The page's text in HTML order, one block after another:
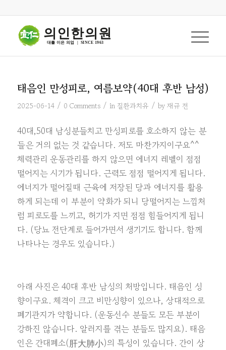
의인한의원
대를 이은 의업  |  SINCE 1963
태음인 만성피로, 여름보약(40대 후반 남성)
2025-06-14 / 0 Comments / in 질환과치유 / by 재규 전
40대,50대 남성분들치고 만성피로를 호소하지 않는 분
들은 거의 없는 것 같습니다. 저도 마찬가지이구요^^
체력관리 운동관리를 하지 않으면 에너지 레벨이 점점
떨어지는 시기가 됩니다. 근력도 점점 떨어지게 됩니다.
에너지가 떨어질때 근육에 저장된 당과 에너지를 활용
하게 되는데 이 부분이 약화가 되니 당떨어지는 느낌처
럼 피로도를 느끼고, 허기가 지면 점점 힘들어지게 됩니
다. (당뇨 전단계로 들어가면서 생기기도 합니다. 함께
나타나는 경우도 있습니다.)
아래 사진은 40대 후반 남성의 처방입니다. 태음인 성
향이구요. 체격이 크고 비만성향이 있으나, 상대적으로
폐기관지가 약합니다. (운동선수 분들도 모든 부분이
강하진 않습니다. 알러지를 겪는 분들도 많지요). 태음
인은 간대폐소(肝大肺小)의 특성이 있습니다. 간이 상